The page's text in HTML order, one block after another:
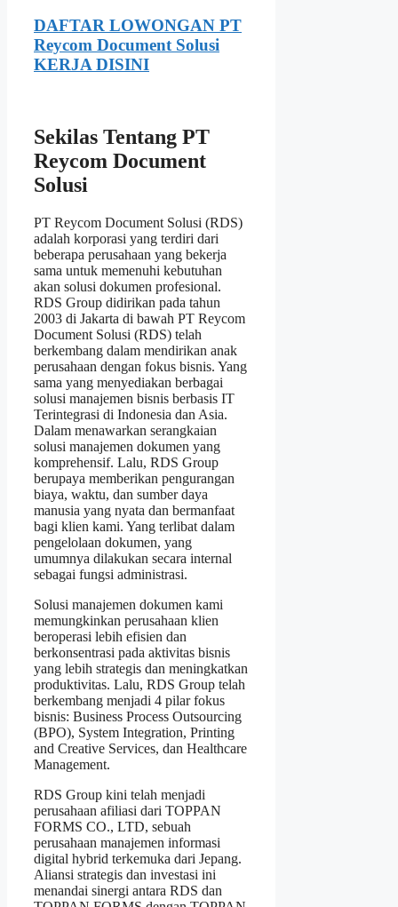
DAFTAR LOWONGAN PT
Reycom Document Solusi
KERJA DISINI
Sekilas Tentang PT
Reycom Document
Solusi
PT Reycom Document Solusi (RDS)
adalah korporasi yang terdiri dari
beberapa perusahaan yang bekerja
sama untuk memenuhi kebutuhan
akan solusi dokumen profesional.
RDS Group didirikan pada tahun
2003 di Jakarta di bawah PT Reycom
Document Solusi (RDS) telah
berkembang dalam mendirikan anak
perusahaan dengan fokus bisnis. Yang
sama yang menyediakan berbagai
solusi manajemen bisnis berbasis IT
Terintegrasi di Indonesia dan Asia.
Dalam menawarkan serangkaian
solusi manajemen dokumen yang
komprehensif. Lalu, RDS Group
berupaya memberikan pengurangan
biaya, waktu, dan sumber daya
manusia yang nyata dan bermanfaat
bagi klien kami. Yang terlibat dalam
pengelolaan dokumen, yang
umumnya dilakukan secara internal
sebagai fungsi administrasi.
Solusi manajemen dokumen kami
memungkinkan perusahaan klien
beroperasi lebih efisien dan
berkonsentrasi pada aktivitas bisnis
yang lebih strategis dan meningkatkan
produktivitas. Lalu, RDS Group telah
berkembang menjadi 4 pilar fokus
bisnis: Business Process Outsourcing
(BPO), System Integration, Printing
and Creative Services, dan Healthcare
Management.
RDS Group kini telah menjadi
perusahaan afiliasi dari TOPPAN
FORMS CO., LTD, sebuah
perusahaan manajemen informasi
digital hybrid terkemuka dari Jepang.
Aliansi strategis dan investasi ini
menandai sinergi antara RDS dan